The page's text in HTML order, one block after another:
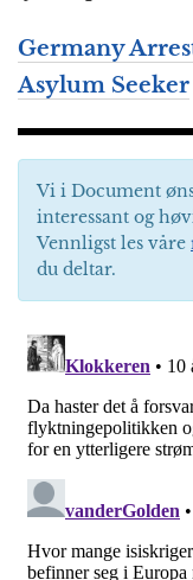
Germany
Asylum Seeker
Vi i Document
interessant og
Vennligst les våre
du deltar.